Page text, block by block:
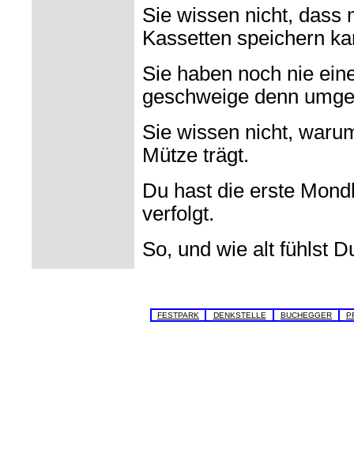
Sie wissen nicht, dass
Kassetten speichern
Sie haben noch nie
geschweige denn
Sie wissen nicht,
Mütze trägt.
Du hast die erste
verfolgt.
So, und wie alt fühlst
FESTPARK DENKSTELLE BUCHEGGER